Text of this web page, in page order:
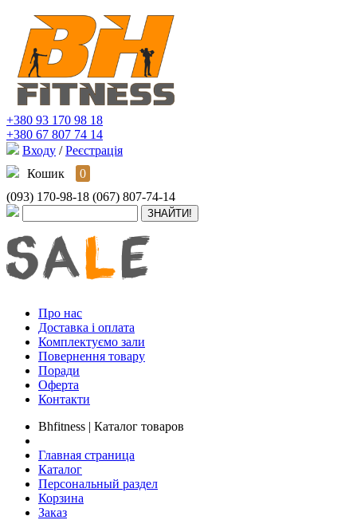
+380 93 170 98 18
+380 67 807 74 14
Входу / Реєстрація
Кошик
0
(093) 170-98-18 (067) 807-74-14
Про нас
Доставка і оплата
Комплектуємо зали
Повернення товару
Поради
Оферта
Контакти
Bhfitness | Каталог товаров
Главная страница
Каталог
Персональный раздел
Корзина
Заказ